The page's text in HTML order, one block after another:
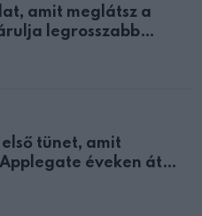
amit meglátsz a
legrosszabb
első tünet, amit
éveken át